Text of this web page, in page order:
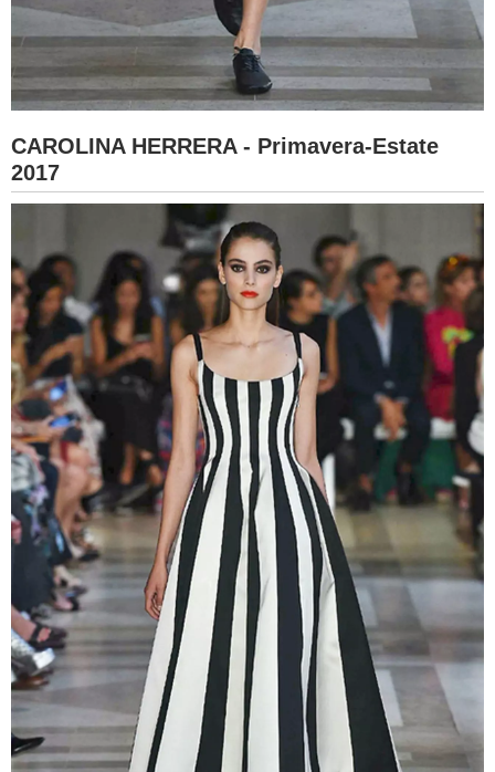
CAROLINA HERRERA - Primavera-Estate
2017